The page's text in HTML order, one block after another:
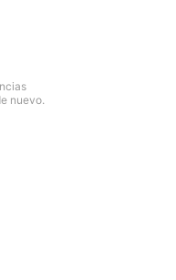
nuevo.